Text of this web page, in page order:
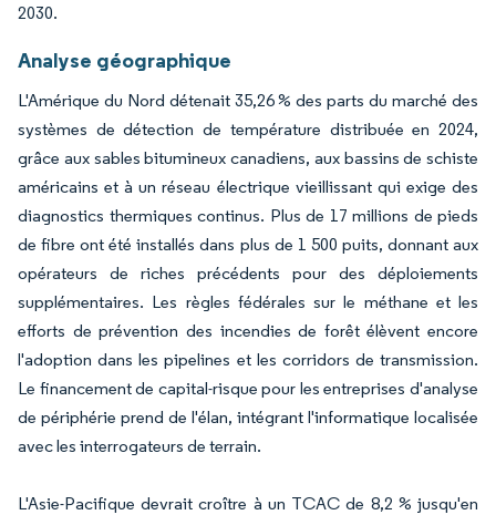
2030.
Analyse géographique
L'Amérique du Nord détenait 35,26 % des parts du marché des
systèmes de détection de température distribuée en 2024,
grâce aux sables bitumineux canadiens, aux bassins de schiste
américains et à un réseau électrique vieillissant qui exige des
diagnostics thermiques continus. Plus de 17 millions de pieds
de fibre ont été installés dans plus de 1 500 puits, donnant aux
opérateurs de riches précédents pour des déploiements
supplémentaires. Les règles fédérales sur le méthane et les
efforts de prévention des incendies de forêt élèvent encore
l'adoption dans les pipelines et les corridors de transmission.
Le financement de capital-risque pour les entreprises d'analyse
de périphérie prend de l'élan, intégrant l'informatique localisée
avec les interrogateurs de terrain.
L'Asie-Pacifique devrait croître à un TCAC de 8,2 % jusqu'en